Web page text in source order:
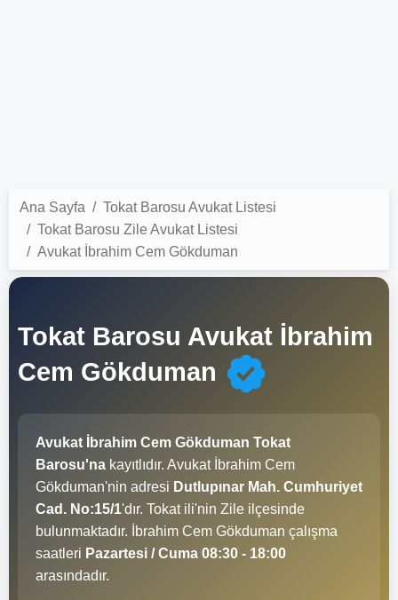
Ana Sayfa
Tokat Barosu Avukat Listesi
Tokat Barosu Zile Avukat Listesi
Avukat İbrahim Cem Gökduman
Tokat Barosu Avukat İbrahim
Cem Gökduman
Avukat İbrahim Cem Gökduman Tokat
Barosu'na kayıtlıdır. Avukat İbrahim Cem
Gökduman'nin adresi Dutlupınar Mah. Cumhuriyet
Cad. No:15/1'dır. Tokat ili'nin Zile ilçesinde
bulunmaktadır. İbrahim Cem Gökduman çalışma
saatleri Pazartesi / Cuma 08:30 - 18:00
arasındadır.